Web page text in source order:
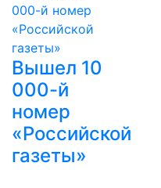
Вышел 10
000-й
номер
«Российской
газеты»